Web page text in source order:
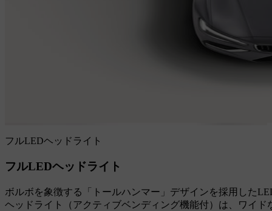
フルLEDヘッドライト
フルLEDヘッドライト
ボルボを象徴する「トールハンマー」デザインを採用した
ヘッドライト（アクティブベンディング機能付）は、ワイド